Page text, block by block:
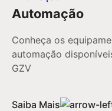
Automação
Conheça os
automação
GZV
Saiba Mais